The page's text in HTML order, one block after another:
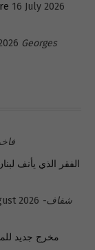
16 July 2026
Georges
الفقر الذي يأنف
2026 شفاف-
مخرج جديد